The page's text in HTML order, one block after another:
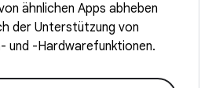
ähnlichen Apps abheben
der Unterstützung von
und -Hardwarefunktionen.